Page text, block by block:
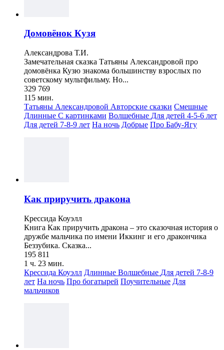
Домовёнок Кузя
Александрова Т.И.
Замечательная сказка Татьяны Александровой про
домовёнка Кузю знакома большинству взрослых по
советскому мультфильму. Но...
329 769
115 мин.
Татьяны Александровой Авторские сказки Смешные
Длинные С картинками Волшебные Для детей 4-5-6 лет
Для детей 7-8-9 лет На ночь Добрые Про Бабу-Ягу
Как приручить дракона
Крессида Коуэлл
Книга Как приручить дракона – это сказочная история о
дружбе мальчика по имени Иккинг и его дракончика
Беззубика. Сказка...
195 811
1 ч. 23 мин.
Крессида Коуэлл Длинные Волшебные Для детей 7-8-9
лет На ночь Про богатырей Поучительные Для
мальчиков